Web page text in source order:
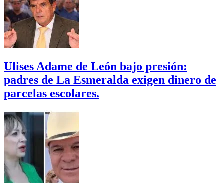
Ulises Adame de León bajo presión:
padres de La Esmeralda exigen dinero de
parcelas escolares.